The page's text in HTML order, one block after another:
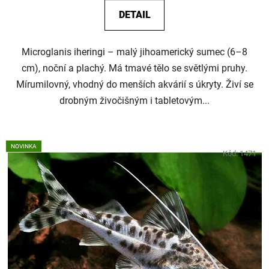
DETAIL
Microglanis iheringi – malý jihoamerický sumec (6–8
cm), noční a plachý. Má tmavé tělo se světlými pruhy.
Mírumilovný, vhodný do menších akvárií s úkryty. Živí se
drobným živočišným i tabletovým...
NOVINKA
Kód:1471